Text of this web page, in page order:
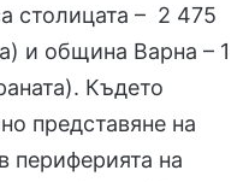
столицата – 2 475
и община Варна – 1
Където
представяне на
периферията на